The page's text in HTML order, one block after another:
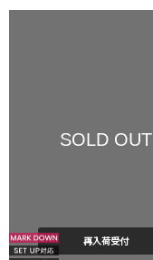
SOLD OUT
再入荷受付